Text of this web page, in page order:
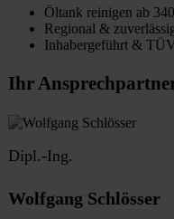
Öltank reinigen ab
Regional &
Inhabergeführt &
Ihr
Dipl.-Ing.
Wolfgang Schlösser